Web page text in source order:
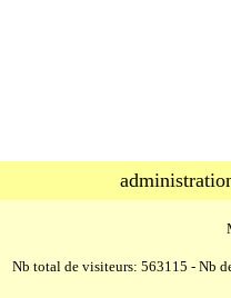
Nb total de visiteurs: 563115 - Nb